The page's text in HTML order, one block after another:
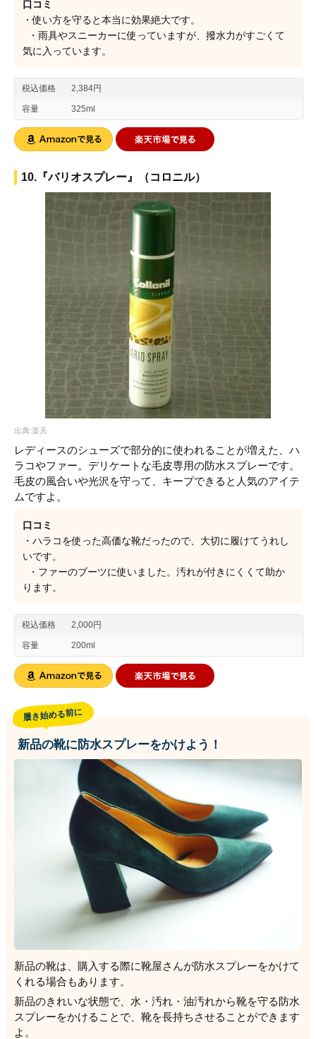
口コミ
・使い方を守ると本当に効果絶大です。
・雨具やスニーカーに使っていますが、撥水力がすごくて
気に入っています。
税込価格 2,384円
容量 325ml
10.『バリオスプレー』（コロニル）
出典:楽天
レディースのシューズで部分的に使われることが増えた、ハ
ラコやファー。デリケートな毛皮専用の防水スプレーです。
毛皮の風合いや光沢を守って、キープできると人気のアイテ
ムですよ。
口コミ
・ハラコを使った高価な靴だったので、大切に履けてうれし
いです。
・ファーのブーツに使いました。汚れが付きにくくて助か
ります。
税込価格 2,000円
容量 200ml
履き始める前に
新品の靴に防水スプレーをかけよう！
新品の靴は、購入する際に靴屋さんが防水スプレーをかけて
くれる場合もあります。
新品のきれいな状態で、水・汚れ・油汚れから靴を守る防水
スプレーをかけることで、靴を長持ちさせることができます
よ。